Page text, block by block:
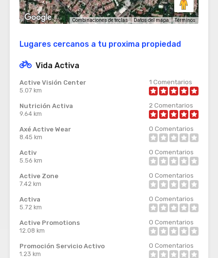
Combinaciones de teclas Datos del mapa Términos
Lugares cercanos a tu proxima propiedad
Vida Activa
Active Visión Center
5.07 km
1 Comentarios
Nutrición Activa
9.64 km
2 Comentarios
Axé Active Wear
8.45 km
0 Comentarios
Activ
5.56 km
0 Comentarios
Active Zone
7.42 km
0 Comentarios
Activa
5.72 km
0 Comentarios
Active Promotions
12.08 km
0 Comentarios
Promoción Servicio Activo
1.23 km
0 Comentarios